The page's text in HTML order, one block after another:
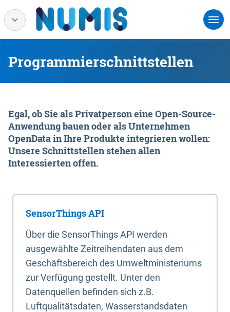
Programmierschnittstellen
Egal, ob Sie als Privatperson eine Open-Source-
Anwendung bauen oder als Unternehmen
OpenData in Ihre Produkte integrieren wollen:
Unsere Schnittstellen stehen allen
Interessierten offen.
SensorThings API
Über die SensorThings API werden
ausgewählte Zeitreihendaten aus dem
Geschäftsbereich des Umweltministeriums
zur Verfügung gestellt. Unter den
Datenquellen befinden sich z.B.
Luftqualitätsdaten, Wasserstandsdaten